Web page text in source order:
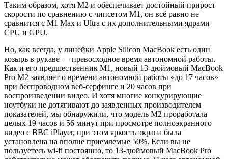
Таким образом, хотя M2 и обеспечивает достойный прирост
скорости по сравнению с чипсетом M1, он всё равно не
сравнится с M1 Max и Ultra с их дополнительными ядрами
CPU и GPU.
Но, как всегда, у линейки Apple Silicon MacBook есть один
козырь в рукаве — превосходное время автономной работы.
Как и его предшественник M1, новый 13-дюймовый MacBook
Pro M2 заявляет о времени автономной работы «до 17 часов»
при беспроводном веб-серфинге и 20 часов при
воспроизведении видео. И хотя многие конкурирующие
ноутбуки не дотягивают до заявленных производителем
показателей, мы обнаружили, что модель M2 проработала
целых 19 часов и 56 минут при просмотре полноэкранного
видео с BBC iPlayer, при этом яркость экрана была
установлена на вполне приемлемые 50%. Если вы не
пользуетесь wi-fi постоянно, то 13-дюймовый MacBook Pro